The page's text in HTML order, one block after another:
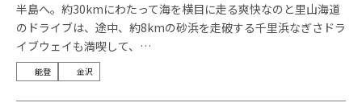
半島へ。約30kmにわたって海を横目に走る爽快なのと里山海道
のドライブは、途中、約8kmの砂浜を走破する千里浜なぎさドラ
イブウェイも満喫して、…
能登 金沢